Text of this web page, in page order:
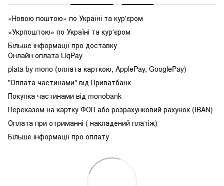
«Новою поштою» по Україні та кур'єром
«Укрпоштою» по Україні та кур'єром
Більше інформації про доставку
Онлайн оплата LiqPay
plata by mono (оплата карткою, ApplePay, GooglePay)
"Оплата частинами" від Приватбанк
Покупка частинами від monobank
Переказом на картку ФОП або розрахунковий рахунок (IBAN)
Оплата при отриманні ( накладений платіж)
Більше інформації про оплату